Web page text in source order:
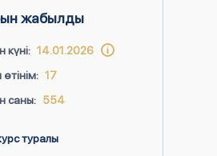
жабылды
күні: 14.01.2026
өтінім: 17
саны: 554
туралы